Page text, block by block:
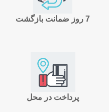
7 روز ضمانت بازگشت
پرداخت در محل